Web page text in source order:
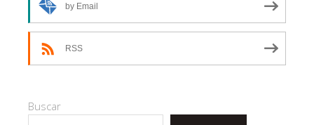
by Email
RSS
Buscar